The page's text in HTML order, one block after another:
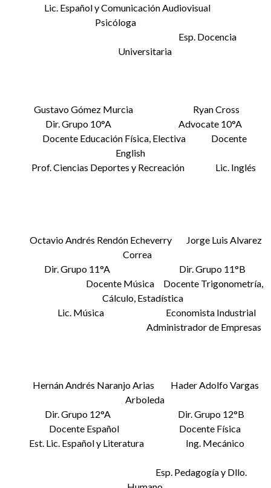
Lic. Español y Comunicación Audiovisual
Psicóloga
Esp. Docencia
Universitaria
Gustavo Gómez Murcia Ryan Cross
Dir. Grupo 10°A Advocate 10°A
Docente Educación Física, Electiva Docente
English
Prof. Ciencias Deportes y Recreación Lic. Inglés
Octavio Andrés Rendón Echeverry Jorge Luis Alvarez
Correa
Dir. Grupo 11°A Dir. Grupo 11°B
Docente Música Docente Trigonometría,
Cálculo, Estadística
Lic. Música Economista Industrial
Administrador de Empresas
Hernán Andrés Naranjo Arias Hader Adolfo Vargas
Arboleda
Dir. Grupo 12°A Dir. Grupo 12°B
Docente Español Docente Física
Est. Lic. Español y Literatura Ing. Mecánico
Esp. Pedagogía y Dllo.